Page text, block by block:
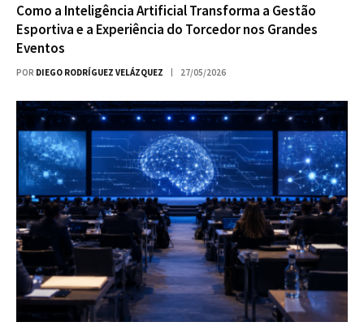
Como a Inteligência Artificial Transforma a Gestão
Esportiva e a Experiência do Torcedor nos Grandes
Eventos
POR DIEGO RODRÍGUEZ VELÁZQUEZ 27/05/2026